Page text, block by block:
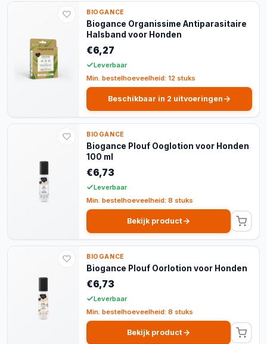
BIOGANCE
Biogance Organissime Antiparasitaire
Halsband voor Honden
€6,27
Leverbaar
Min. bestelhoeveelheid: 12 stuks
Beschikbaar in 2 uitvoeringen
BIOGANCE
Biogance Plouf Ooglotion voor Honden
100 ml
€6,73
Leverbaar
Min. bestelhoeveelheid: 8 stuks
Bekijk product
BIOGANCE
Biogance Plouf Oorlotion voor Honden
€6,73
Leverbaar
Min. bestelhoeveelheid: 8 stuks
Bekijk product